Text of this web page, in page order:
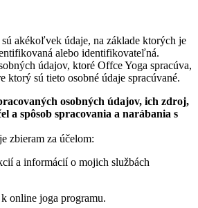
akékoľvek údaje, na základe ktorých je
alebo identifikovateľná.
údajov, ktoré Offce Yoga spracúva,
ktorý sú tieto osobné údaje spracúvané.
osobných údajov, ich zdroj,
a spôsob spracovania a narábania s
zbieram za účelom:
a informácií o mojich službách
online joga programu.